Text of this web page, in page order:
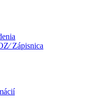
Zápisnica